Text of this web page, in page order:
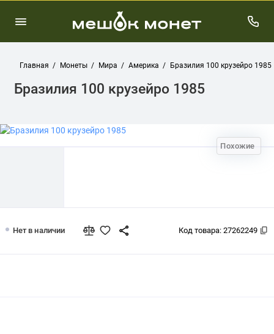
Главная Монеты Мира Америка Бразилия 100 крузейро 1985
Бразилия 100 крузейро 1985
Похожие
Нет в наличии Код товара: 27262249